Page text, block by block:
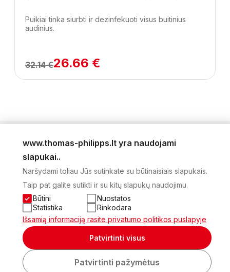
Puikiai tinka siurbti ir dezinfekuoti visus buitinius
audinius.
32.14 €26.66 €
NAUJIENLAIŠKIS
APIE MUS
KONTAKTAI
PRIVATUMO POLITIKA
SĄSKAITA
2026 Visos teisės saugomos © UAB Thomas Philips Baltex
Sukurta:
www.thomas-philipps.lt yra naudojami
slapukai..
Naršydami toliau Jūs sutinkate su būtinaisiais slapukais.
Taip pat galite sutikti ir su kitų slapukų naudojimu.
Būtini
Nuostatos
Statistika
Rinkodara
Išsamią informaciją rasite privatumo politikos puslapyje
Patvirtinti visus
Patvirtinti pažymėtus